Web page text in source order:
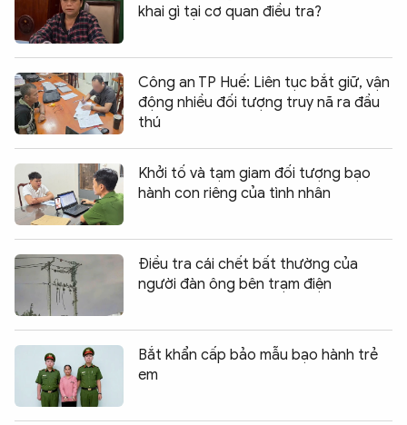
khai gì tại cơ quan điều tra?
Công an TP Huế: Liên tục bắt giữ, vận
động nhiều đối tượng truy nã ra đầu
thú
Khởi tố và tạm giam đối tượng bạo
hành con riêng của tình nhân
Điều tra cái chết bất thường của
người đàn ông bên trạm điện
Bắt khẩn cấp bảo mẫu bạo hành trẻ
em